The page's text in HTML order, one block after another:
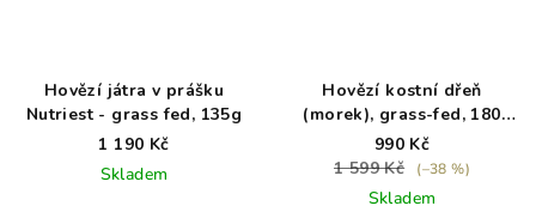
Hovězí játra v prášku
Nutriest - grass fed, 135g
1 190 Kč
Skladem
Hovězí kostní dřeň
(morek), grass-fed, 180
kapslí - Paleo Powders-
exp. 3/26
990 Kč
1 599 Kč
(–38 %)
Skladem